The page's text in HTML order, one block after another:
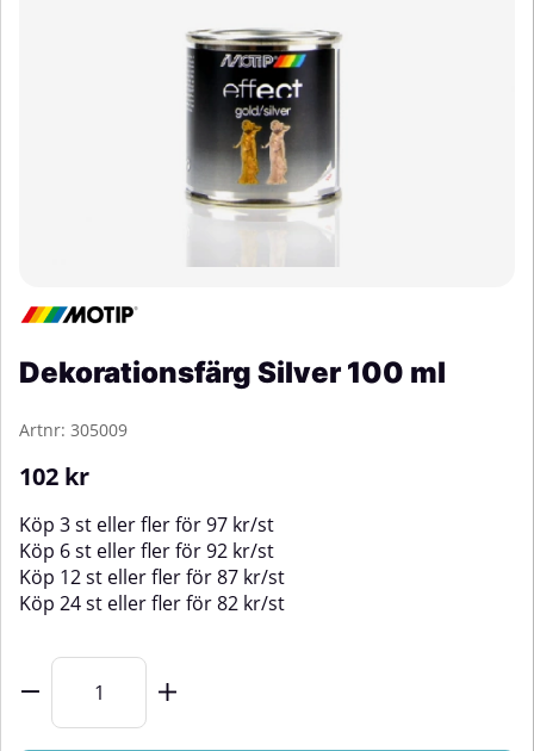
Dekorationsfärg Silver 100 ml
Artnr: 305009
102 kr
Köp 3 st eller fler för97 kr/st
Köp 6 st eller fler för92 kr/st
Köp 12 st eller fler för87 kr/st
Köp 24 st eller fler för82 kr/st